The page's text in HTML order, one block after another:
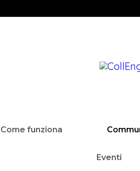
Come funziona
Eventi